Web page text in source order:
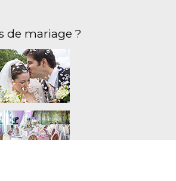
de mariage ?